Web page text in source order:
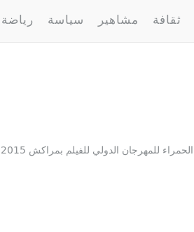
ثقافة مشاهير سياسة رياضة
السينما
للمهرجان الدولي للفيلم بمراكش 2015